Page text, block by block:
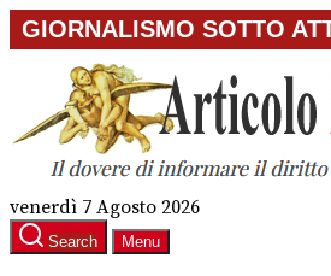
Skip
to
content
GIORNALISMO SOTTO
venerdì 7 Agosto 2026
Search Menu